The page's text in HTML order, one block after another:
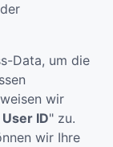
Data, um die
wir
ID" zu.
wir Ihre